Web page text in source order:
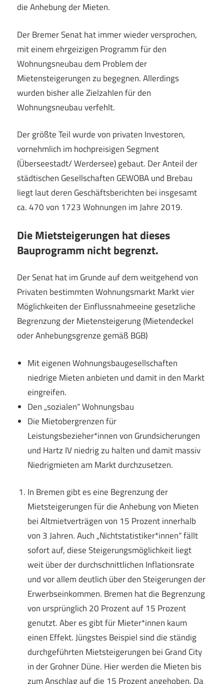
die Anhebung der Mieten.
Der Bremer Senat hat immer wieder versprochen,
mit einem ehrgeizigen Programm für den
Wohnungsneubau dem Problem der
Mietensteigerungen zu begegnen. Allerdings
wurden bisher alle Zielzahlen für den
Wohnungsneubau verfehlt.
Der größte Teil wurde von privaten Investoren,
vornehmlich im hochpreisigen Segment
(Überseestadt/ Werdersee) gebaut. Der Anteil der
städtischen Gesellschaften GEWOBA und Brebau
liegt laut deren Geschäftsberichten bei insgesamt
ca. 470 von 1723 Wohnungen im Jahre 2019.
Die Mietsteigerungen hat dieses
Bauprogramm nicht begrenzt.
Der Senat hat im Grunde auf dem weitgehend von
Privaten bestimmten Wohnungsmarkt Markt vier
Möglichkeiten der Einflussnahmeeine gesetzliche
Begrenzung der Mietensteigerung (Mietendeckel
oder Anhebungsgrenze gemäß BGB)
Mit eigenen Wohnungsbaugesellschaften
niedrige Mieten anbieten und damit in den Markt
eingreifen.
Den „sozialen“ Wohnungsbau
Die Mietobergrenzen für
Leistungsbezieher*innen von Grundsicherungen
und Hartz IV niedrig zu halten und damit massiv
Niedrigmieten am Markt durchzusetzen.
In Bremen gibt es eine Begrenzung der
Mietsteigerungen für die Anhebung von Mieten
bei Altmietverträgen von 15 Prozent innerhalb
von 3 Jahren. Auch „Nichtstatistiker*innen“ fällt
sofort auf, diese Steigerungsmöglichkeit liegt
weit über der durchschnittlichen Inflationsrate
und vor allem deutlich über den Steigerungen der
Erwerbseinkommen. Bremen hat die Begrenzung
von ursprünglich 20 Prozent auf 15 Prozent
genutzt. Aber es gibt für Mieter*innen kaum
einen Effekt. Jüngstes Beispiel sind die ständig
durchgeführten Mietsteigerungen bei Grand City
in der Grohner Düne. Hier werden die Mieten bis
zum Anschlag auf die 15 Prozent angehoben. Da